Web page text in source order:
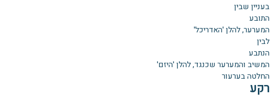
בעניין שבין
התובע
המערער, להלן 'האדריכל'
לבין
הנתבע
המשיב והמערער שכנגד, להלן 'היזם'
החלטה בערעור
רקע